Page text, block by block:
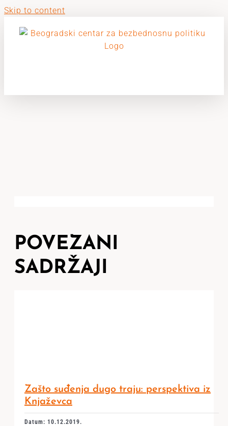
Skip to content
POVEZANI
SADRŽAJI
Zašto suđenja dugo traju: perspektiva iz
Knjaževca
Datum: 10.12.2019.